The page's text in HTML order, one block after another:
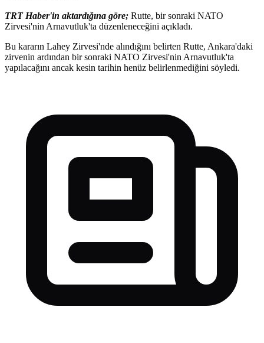
TRT Haber'in aktardığına göre; Rutte, bir sonraki NATO
Zirvesi'nin Arnavutluk'ta düzenleneceğini açıkladı.
Bu kararın Lahey Zirvesi'nde alındığını belirten Rutte, Ankara'daki
zirvenin ardından bir sonraki NATO Zirvesi'nin Arnavutluk'ta
yapılacağını ancak kesin tarihin henüz belirlenmediğini söyledi.